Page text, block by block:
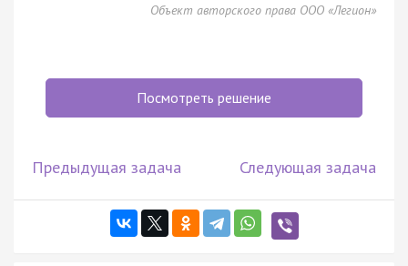
Объект авторского права ООО «Легион»
Посмотреть решение
Предыдущая задача Следующая задача